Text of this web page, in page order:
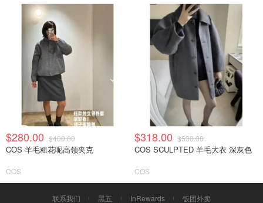
$280.00 $400.00
COS 羊毛粗花呢高领夹克
COS
$318.00 $530.00
COS SCULPTED 羊毛大衣 深灰色
COS
联系我们 黑五 InRewards 饭团外卖